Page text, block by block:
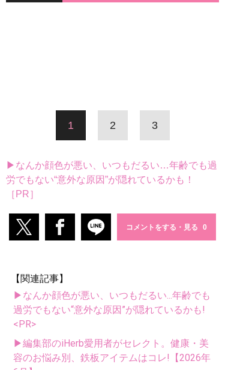
1 2 3
▶なんか顔色が悪い、いつもだるい…年齢でも過
労でもない“意外な原因”が隠れているかも！
［PR］
コメントをする・見る
【関連記事】
▶なんか顔色が悪い、いつもだるい...年齢でも
過労でもない“意外な原因”が隠れているかも!
<PR>
▶編集部のiHerb愛用者がセレクト。健康・美
容のお悩み別、鉄板アイテムはコレ!【2026年